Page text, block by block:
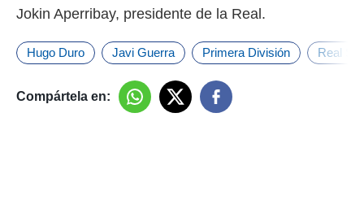
Jokin Aperribay, presidente de la Real.
Hugo Duro Javi Guerra Primera División Real
Compártela en: